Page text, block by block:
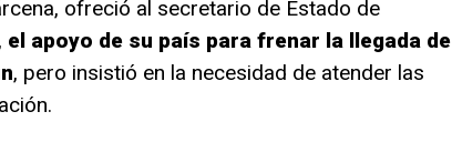
ofreció al secretario de Estado de
el apoyo de su país para frenar la llegada de
, pero insistió en la necesidad de atender las